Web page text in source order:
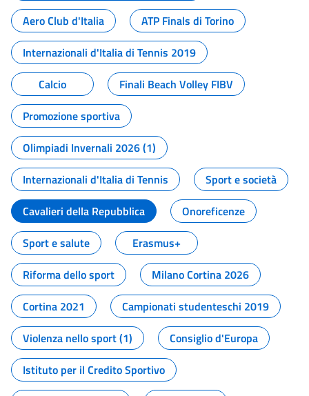
Aero Club d'Italia
ATP Finals di Torino
Internazionali d'Italia di Tennis 2019
Calcio
Finali Beach Volley FIBV
Promozione sportiva
Olimpiadi Invernali 2026 (1)
Internazionali d'Italia di Tennis
Sport e società
Cavalieri della Repubblica
Onoreficenze
Sport e salute
Erasmus+
Riforma dello sport
Milano Cortina 2026
Cortina 2021
Campionati studenteschi 2019
Violenza nello sport (1)
Consiglio d'Europa
Istituto per il Credito Sportivo